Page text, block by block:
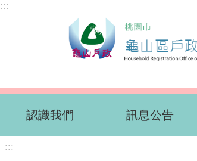
跳到主要內容區塊
:::
認識我們 訊息公告
:::